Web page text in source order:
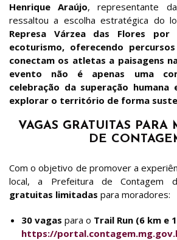
Henrique Araújo, representante
ressaltou a escolha estratégica do
Represa Várzea das Flores
ecoturismo, oferecendo
conectam os atletas a paisagens
evento não é apenas uma
celebração da superação
explorar o território de forma
VAGAS GRATUITAS PARA
DE
Com o objetivo de promover a
local, a Prefeitura de Contagem
gratuitas limitadas para moradores:
30 vagas para o Trail Run (6 km e
https://